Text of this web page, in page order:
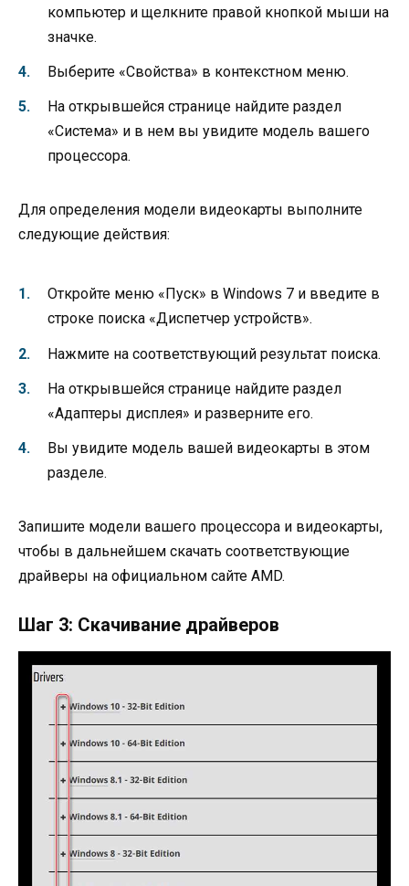
компьютер и щелкните правой кнопкой мыши на
значке.
Выберите «Свойства» в контекстном меню.
На открывшейся странице найдите раздел
«Система» и в нем вы увидите модель вашего
процессора.
Для определения модели видеокарты выполните
следующие действия:
Откройте меню «Пуск» в Windows 7 и введите в
строке поиска «Диспетчер устройств».
Нажмите на соответствующий результат поиска.
На открывшейся странице найдите раздел
«Адаптеры дисплея» и разверните его.
Вы увидите модель вашей видеокарты в этом
разделе.
Запишите модели вашего процессора и видеокарты,
чтобы в дальнейшем скачать соответствующие
драйверы на официальном сайте AMD.
Шаг 3: Скачивание драйверов